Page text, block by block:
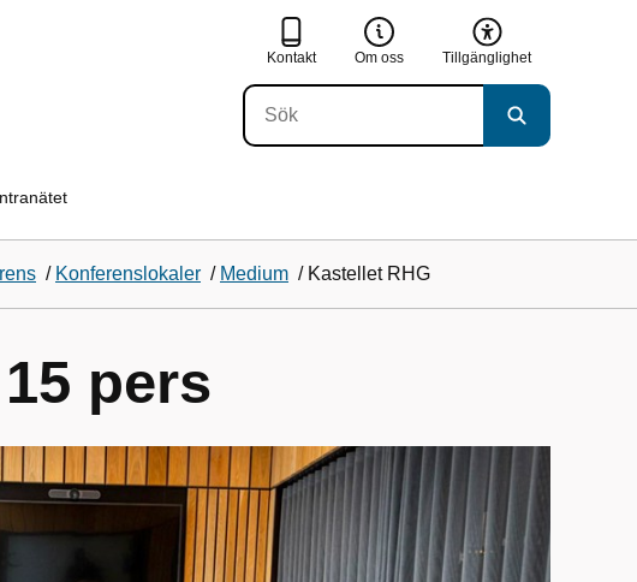
Kontakt Om oss Tillgänglighet
/ Konferenslokaler / Medium / Kastellet RHG
pers